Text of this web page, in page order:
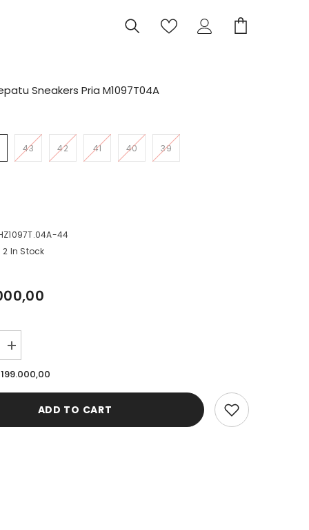
Sneakers Pria M1097T04A
43 42 41 40 39
44
2 In Stock
Increase
quantity
for
Cardinal
Sepatu
199.000,00
ADD TO CART